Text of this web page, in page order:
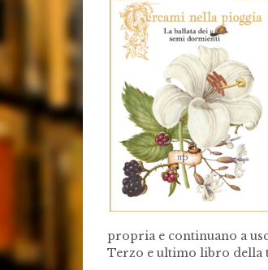
propria e continuano a
Terzo e ultimo libro